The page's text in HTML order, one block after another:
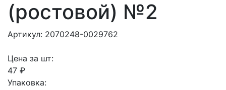
(ростовой) №2
Артикул: 2070248-0029762
Цена за шт:
47 ₽
Упаковка: